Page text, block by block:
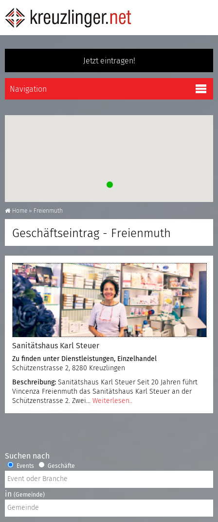
Jetzt eintragen!
Home » Freienmuth
Geschäftseintrag - Freienmuth
Sanitätshaus Karl Steuer
Zu finden unter Dienstleistungen, Einzelhandel
Schützenstrasse 2, 8280 Kreuzlingen
Beschreibung: Sanitätshaus Karl Steuer Seit 20 Jahren führt
Vincenza Freienmuth das Sanitätshaus Karl Steuer an der
Schützenstrasse 2. Zwei… Weiterlesen..
Suchen nach
Events Geschäfte
in (Gemeinde)